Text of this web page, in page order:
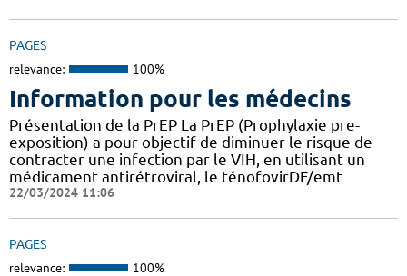
PAGES
relevance: 100%
Information pour les médecins
Présentation de la PrEP La PrEP (Prophylaxie pre-
exposition) a pour objectif de diminuer le risque de
contracter une infection par le VIH, en utilisant un
médicament antirétroviral, le ténofovirDF/emt
22/03/2024 11:06
PAGES
relevance: 100%